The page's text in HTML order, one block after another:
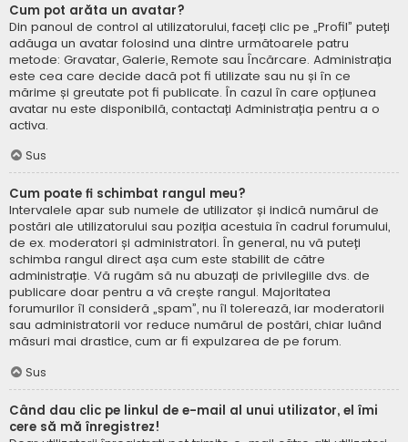
Cum pot arăta un avatar?
Din panoul de control al utilizatorului, faceți clic pe „Profil” puteți
adăuga un avatar folosind una dintre următoarele patru
metode: Gravatar, Galerie, Remote sau Încărcare. Administrația
este cea care decide dacă pot fi utilizate sau nu și în ce
mărime și greutate pot fi publicate. În cazul în care opțiunea
avatar nu este disponibilă, contactați Administrația pentru a o
activa.
Sus
Cum poate fi schimbat rangul meu?
Intervalele apar sub numele de utilizator și indică numărul de
postări ale utilizatorului sau poziția acestuia în cadrul forumului,
de ex. moderatori și administratori. În general, nu vă puteți
schimba rangul direct așa cum este stabilit de către
administrație. Vă rugăm să nu abuzați de privilegiile dvs. de
publicare doar pentru a vă crește rangul. Majoritatea
forumurilor îl consideră „spam”, nu îl tolerează, iar moderatorii
sau administratorii vor reduce numărul de postări, chiar luând
măsuri mai drastice, cum ar fi expulzarea de pe forum.
Sus
Când dau clic pe linkul de e-mail al unui utilizator, el îmi
cere să mă înregistrez!